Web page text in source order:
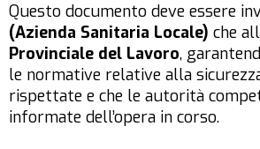
Questo documento deve essere
(Azienda Sanitaria Locale) che
Provinciale del Lavoro,
le normative relative alla
rispettate e che le autorità
informate dell’opera in corso.